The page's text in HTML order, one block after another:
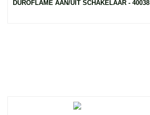
DUROFLAME AAN/UIT SCHAKELAAR - 40038